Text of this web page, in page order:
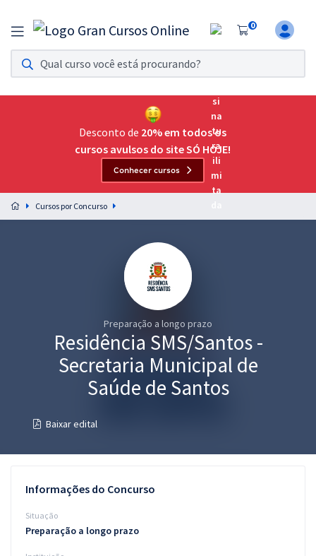
0
Assinatura Ilimitada 11
Acesso a todos os cursos. Teste grátis por 7 dias!
Assinatura OAB Até Passar
Acesso ilimitado a toda preparação para o Exame da
Preparação completa e intensiva para as principais
residências em saúde do Brasil
Graduação
Mentorias
Conteúdo gratuito
Blog
Desconto de 20% em todos os
cursos avulsos do site SÓ HOJE!
Conhecer cursos
Cursos por Concurso
Preparação a longo prazo
Residência SMS/Santos -
Secretaria Municipal de
Saúde de Santos
Baixar edital
Informações do Concurso
Situação
Preparação a longo prazo